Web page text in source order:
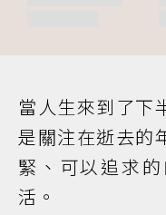
當人生來到了下
是關注在逝去的
緊、可以追求
活。